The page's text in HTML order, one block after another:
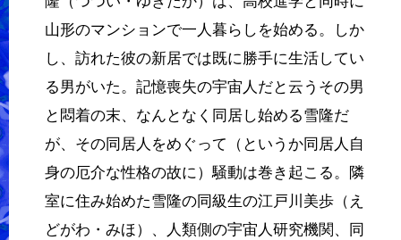
山形のマンションで一人暮らしを始める。しか
し、訪れた彼の新居では既に勝手に生活してい
る男がいた。記憶喪失の宇宙人だと云うその男
と悶着の末、なんとなく同居し始める雪隆だ
が、その同居人をめぐって（というか同居人自
身の厄介な性格の故に）騒動は巻き起こる。隣
室に住み始めた雪隆の同級生の江戸川美歩（え
どがわ・みほ）、人類側の宇宙人研究機関、同